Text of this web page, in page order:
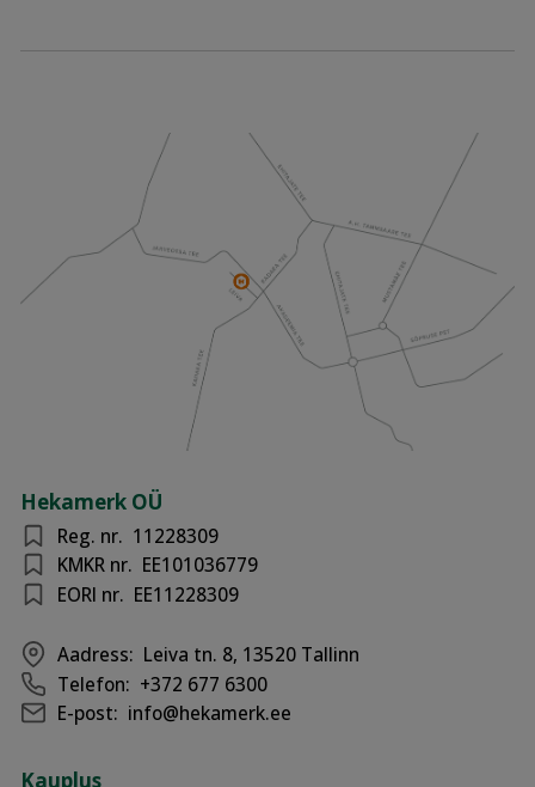
Hekamerk OÜ
Reg. nr. 11228309
KMKR nr. EE101036779
EORI nr. EE11228309
Aadress: Leiva tn. 8, 13520 Tallinn
Telefon: +372 677 6300
E-post: info@hekamerk.ee
Kauplus